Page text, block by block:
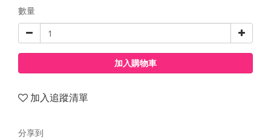
數量
加入購物車
加入追蹤清單
分享到